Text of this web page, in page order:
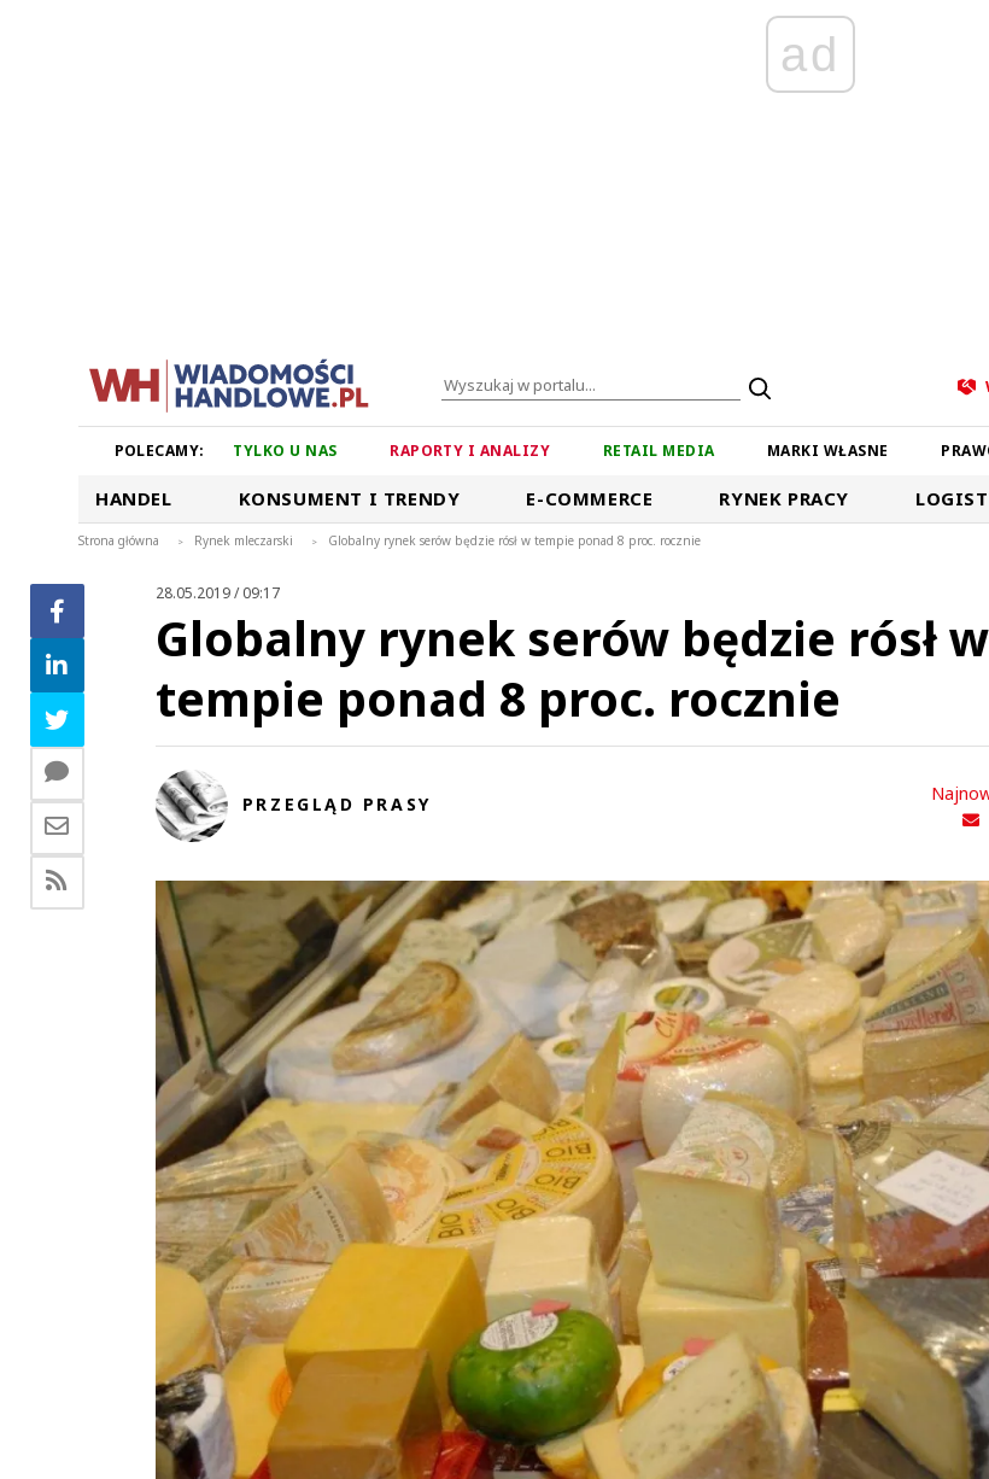
ad
POLECAMY: TYLKO U NAS RAPORTY I ANALIZY RETAIL MEDIA MARKI WŁASNE
HANDEL KONSUMENT I TRENDY E-COMMERCE RYNEK PRACY
Strona główna > Rynek mleczarski > Globalny rynek serów będzie rósł w tempie ponad 8 proc. rocznie
28.05.2019 / 09:17
Globalny rynek serów będzie rósł w
tempie ponad 8 proc. rocznie
PRZEGLĄD PRASY